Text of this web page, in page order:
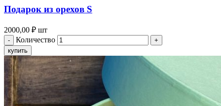
Подарок из орехов S
2000,00 ₽ шт
Количество
купить